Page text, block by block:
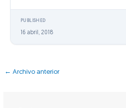
PUBLISHED
16 abril, 2018
← Archivo anterior